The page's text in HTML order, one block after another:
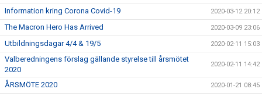
Information kring Corona Covid-19 2020-03-12 20:12
The Macron Hero Has Arrived 2020-03-09 23:06
Utbildningsdagar 4/4 & 19/5 2020-02-11 15:03
Valberedningens förslag gällande styrelse till årsmötet
2020
2020-02-11 14:42
ÅRSMÖTE 2020 2020-01-21 08:45